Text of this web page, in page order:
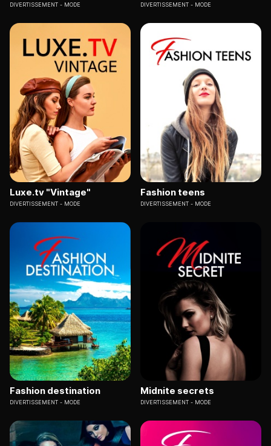
DIVERTISSEMENT MODE DIVERTISSEMENT MODE
Luxe.tv "Vintage"
DIVERTISSEMENT MODE
Fashion teens
DIVERTISSEMENT MODE
Fashion destination
DIVERTISSEMENT MODE
Midnite secrets
DIVERTISSEMENT MODE